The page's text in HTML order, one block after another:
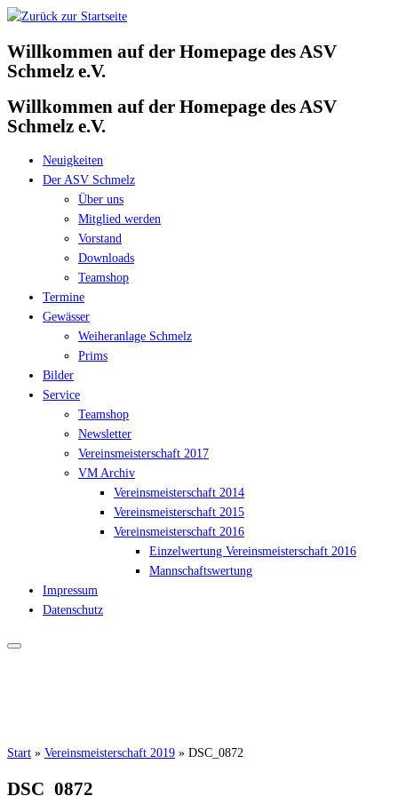
Zum
springen
Willkommen auf der Homepage des ASV
Schmelz e.V.
Willkommen auf der Homepage des ASV
Schmelz e.V.
Neuigkeiten
Der ASV Schmelz
Über uns
Mitglied werden
Vorstand
Downloads
Teamshop
Termine
Gewässer
Weiheranlage Schmelz
Prims
Bilder
Service
Teamshop
Newsletter
Vereinsmeisterschaft 2017
VM Archiv
Vereinsmeisterschaft 2014
Vereinsmeisterschaft 2015
Vereinsmeisterschaft 2016
Einzelwertung Vereinsmeisterschaft 2016
Mannschaftswertung
Impressum
Datenschutz
Start » Vereinsmeisterschaft 2019 » DSC_0872
DSC_0872